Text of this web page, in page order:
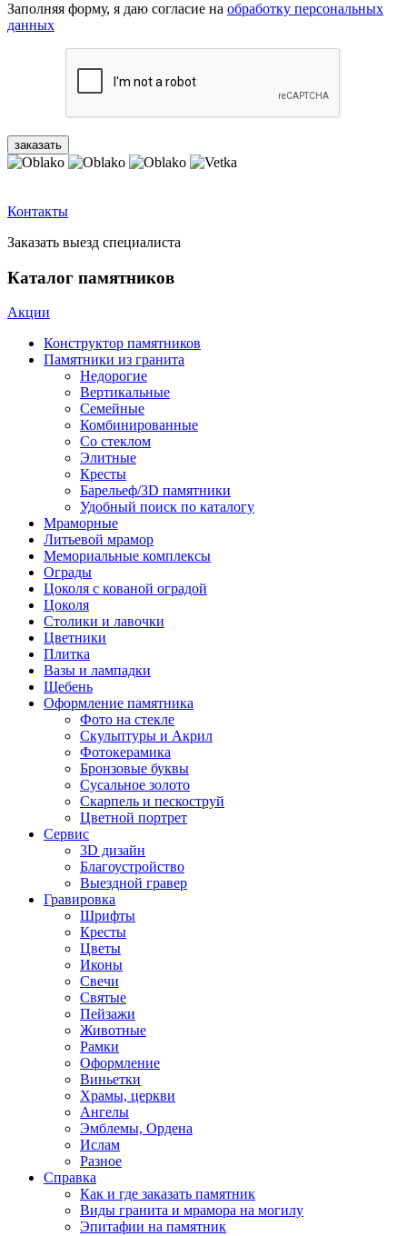
Заполняя форму, я даю согласие на обработку персональных
данных
Контакты
Заказать выезд специалиста
Каталог памятников
Акции
Конструктор памятников
Памятники из гранита
Недорогие
Вертикальные
Семейные
Комбинированные
Со стеклом
Элитные
Кресты
Барельеф/3D памятники
Удобный поиск по каталогу
Мраморные
Литьевой мрамор
Мемориальные комплексы
Ограды
Цоколя с кованой оградой
Цоколя
Столики и лавочки
Цветники
Плитка
Вазы и лампадки
Щебень
Оформление памятника
Фото на стекле
Скульптуры и Акрил
Фотокерамика
Бронзовые буквы
Сусальное золото
Скарпель и пескоструй
Цветной портрет
Сервис
3D дизайн
Благоустройство
Выездной гравер
Гравировка
Шрифты
Кресты
Цветы
Иконы
Свечи
Святые
Пейзажи
Животные
Рамки
Оформление
Виньетки
Храмы, церкви
Ангелы
Эмблемы, Ордена
Ислам
Разное
Справка
Как и где заказать памятник
Виды гранита и мрамора на могилу
Эпитафии на памятник